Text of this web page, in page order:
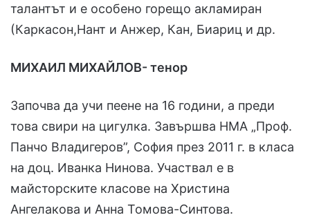
талантът и е особено горещо акламиран
(Каркасон,Нант и Анжер, Кан, Биариц и др.
МИХАИЛ МИХАЙЛОВ- тенор
Започва да учи пеене на 16 години, а преди
това свири на цигулка. Завършва НМА „Проф.
Панчо Владигеров”, София през 2011 г. в класа
на доц. Иванка Нинова. Участвал е в
майсторските класове на Христина
Ангелакова и Анна Томова-Синтова.